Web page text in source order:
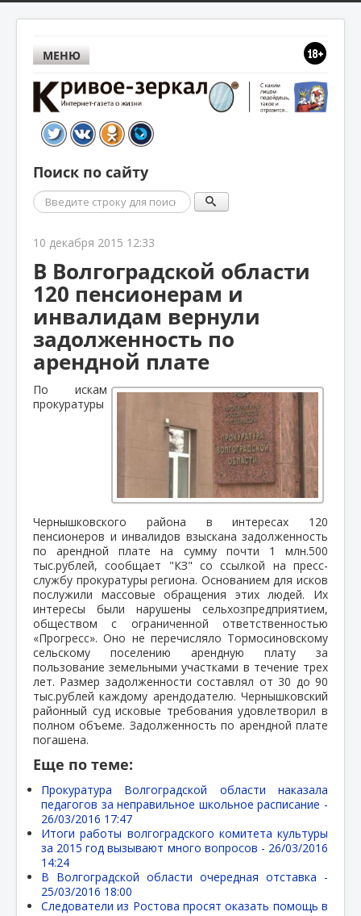
МЕНЮ
Поиск по сайту
Поиск
10 декабря 2015 12:33
В Волгоградской области
120 пенсионерам и
инвалидам вернули
задолженность по
арендной плате
По искам
прокуратуры
Чернышковского района в интересах 120
пенсионеров и инвалидов взыскана задолженность
по арендной плате на сумму почти 1 млн.500
тыс.рублей, сообщает "КЗ" со ссылкой на пресс-
службу прокуратуры региона. Основанием для исков
послужили массовые обращения этих людей. Их
интересы были нарушены сельхозпредприятием,
обществом с ограниченной ответственностью
«Прогресс». Оно не перечисляло Тормосиновскому
сельскому поселению арендную плату за
пользование земельными участками в течение трех
лет. Размер задолженности составлял от 30 до 90
тыс.рублей каждому арендодателю. Чернышковский
районный суд исковые требования удовлетворил в
полном объеме. Задолженность по арендной плате
погашена.
Еще по теме:
Прокуратура Волгоградской области наказала
педагогов за неправильное школьное расписание -
26/03/2016 17:47
Итоги работы волгоградского комитета культуры
за 2015 год вызывают много вопросов - 26/03/2016
14:24
В Волгоградской области очередная отставка -
25/03/2016 18:00
Следователи из Ростова просят оказать помощь в